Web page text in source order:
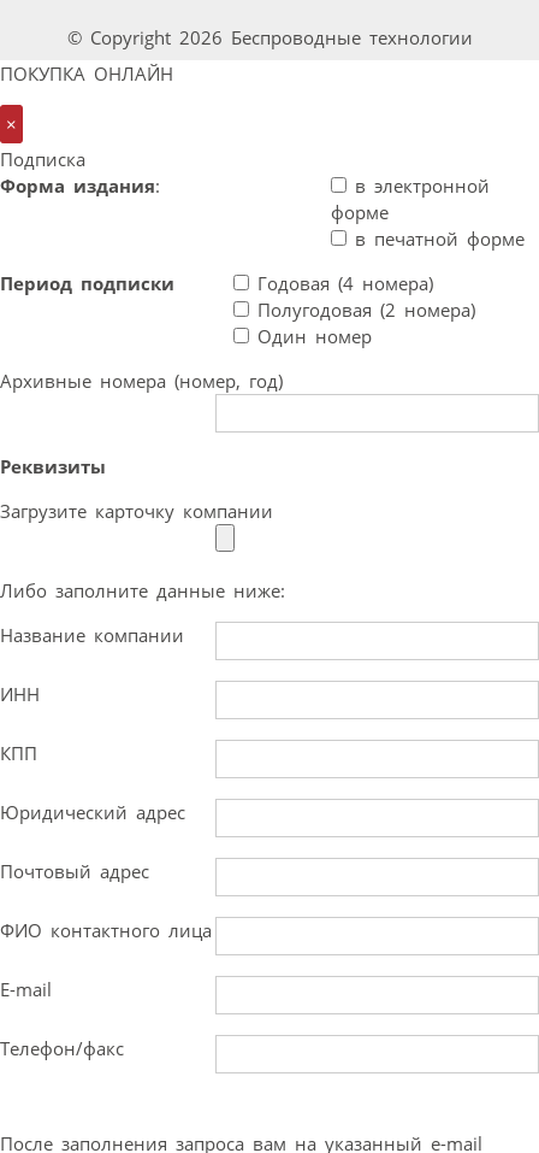
© Copyright 2026 Беспроводные технологии
ПОКУПКА ОНЛАЙН
×
Подписка
Форма издания:
в электронной
форме
в печатной форме
Период подписки
Годовая (4 номера)
Полугодовая (2 номера)
Один номер
Архивные номера (номер, год)
Реквизиты
Загрузите карточку компании
Либо заполните данные ниже:
Название компании
ИНН
КПП
Юридический адрес
Почтовый адрес
ФИО контактного лица
E-mail
Телефон/факс
После заполнения запроса вам на указанный e-mail